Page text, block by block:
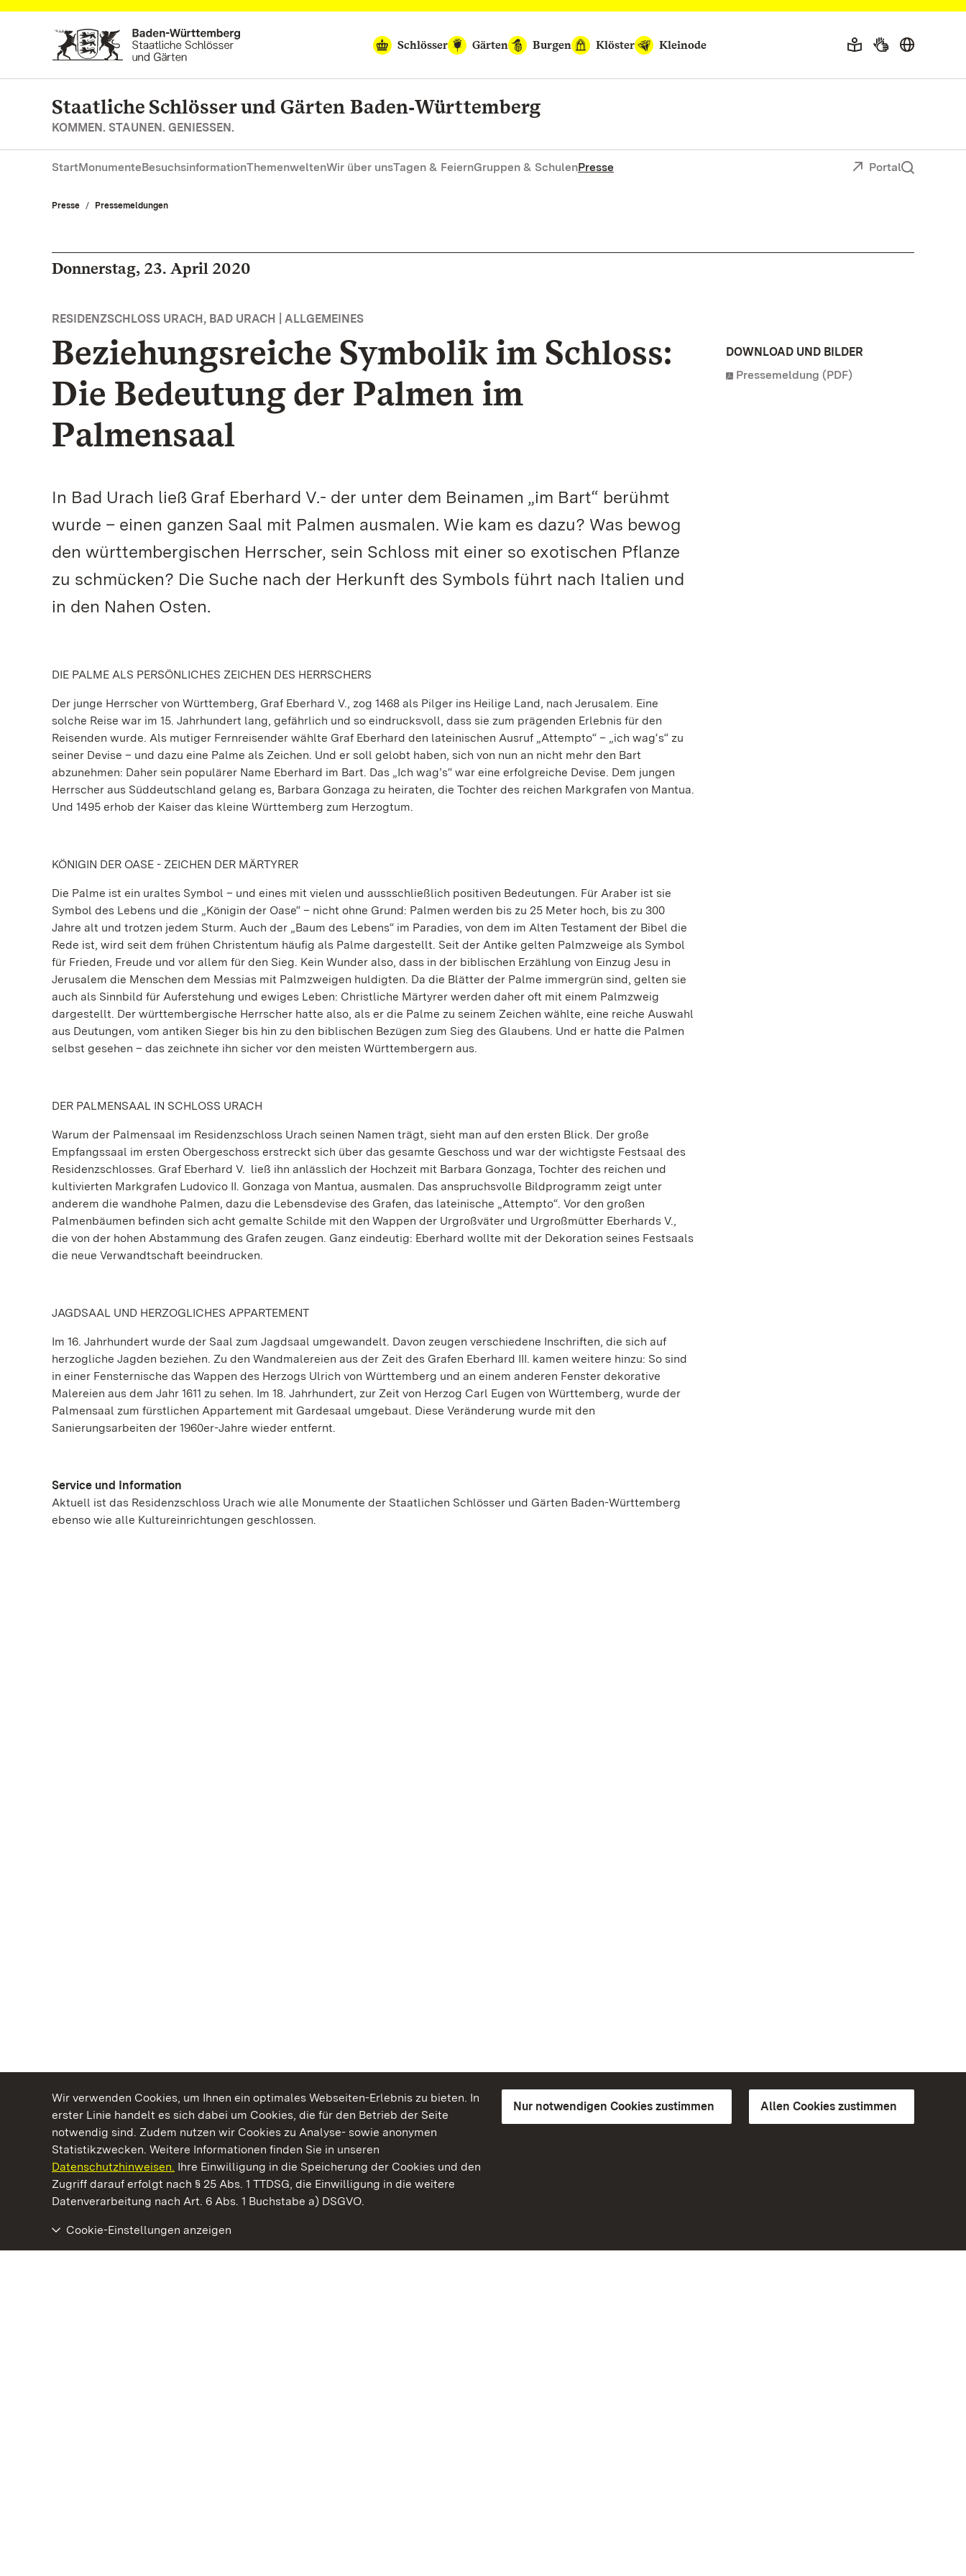
Wir verwenden Cookies, um Ihnen ein optimales Webseiten-Erlebnis zu bieten. In
erster Linie handelt es sich dabei um Cookies, die für den Betrieb der Seite
notwendig sind. Zudem nutzen wir Cookies zu Analyse- sowie anonymen
Statistikzwecken. Weitere Informationen finden Sie in unseren
Datenschutzhinweisen. Ihre Einwilligung in die Speicherung der Cookies und den
Zugriff darauf erfolgt nach § 25 Abs. 1 TTDSG, die Einwilligung in die weitere
Datenverarbeitung nach Art. 6 Abs. 1 Buchstabe a) DSGVO.
Nur notwendigen Cookies zustimmen Allen Cookies zustimmen
Cookie-Einstellungen anzeigen
Zum Hauptinhalt springen
Schlösser
Gärten Burgen Klöster Kleinode
Staatliche Schlösser und Gärten Baden‑Württemberg
KOMMEN. STAUNEN. GENIESSEN.
StartMonumenteBesuchsinformationThemenweltenWir über unsTagen & FeiernGruppen & SchulenPresse Portal
Presse Pressemeldungen
Donnerstag, 23. April 2020
RESIDENZSCHLOSS URACH, BAD URACH | ALLGEMEINES
Beziehungsreiche Symbolik im Schloss:
Die Bedeutung der Palmen im
Palmensaal
In Bad Urach ließ Graf Eberhard V.- der unter dem Beinamen „im Bart“ berühmt
wurde – einen ganzen Saal mit Palmen ausmalen. Wie kam es dazu? Was bewog
den württembergischen Herrscher, sein Schloss mit einer so exotischen Pflanze
zu schmücken? Die Suche nach der Herkunft des Symbols führt nach Italien und
in den Nahen Osten.
DIE PALME ALS PERSÖNLICHES ZEICHEN DES HERRSCHERS
Der junge Herrscher von Württemberg, Graf Eberhard V., zog 1468 als Pilger ins Heilige Land, nach Jerusalem. Eine
solche Reise war im 15. Jahrhundert lang, gefährlich und so eindrucksvoll, dass sie zum prägenden Erlebnis für den
Reisenden wurde. Als mutiger Fernreisender wählte Graf Eberhard den lateinischen Ausruf „Attempto“ – „ich wag‘s“ zu
seiner Devise – und dazu eine Palme als Zeichen. Und er soll gelobt haben, sich von nun an nicht mehr den Bart
abzunehmen: Daher sein populärer Name Eberhard im Bart. Das „Ich wag’s“ war eine erfolgreiche Devise. Dem jungen
Herrscher aus Süddeutschland gelang es, Barbara Gonzaga zu heiraten, die Tochter des reichen Markgrafen von Mantua.
Und 1495 erhob der Kaiser das kleine Württemberg zum Herzogtum.
KÖNIGIN DER OASE - ZEICHEN DER MÄRTYRER
Die Palme ist ein uraltes Symbol – und eines mit vielen und aussschließlich positiven Bedeutungen. Für Araber ist sie
Symbol des Lebens und die „Königin der Oase“ – nicht ohne Grund: Palmen werden bis zu 25 Meter hoch, bis zu 300
Jahre alt und trotzen jedem Sturm. Auch der „Baum des Lebens“ im Paradies, von dem im Alten Testament der Bibel die
Rede ist, wird seit dem frühen Christentum häufig als Palme dargestellt. Seit der Antike gelten Palmzweige als Symbol
für Frieden, Freude und vor allem für den Sieg. Kein Wunder also, dass in der biblischen Erzählung von Einzug Jesu in
Jerusalem die Menschen dem Messias mit Palmzweigen huldigten. Da die Blätter der Palme immergrün sind, gelten sie
auch als Sinnbild für Auferstehung und ewiges Leben: Christliche Märtyrer werden daher oft mit einem Palmzweig
dargestellt. Der württembergische Herrscher hatte also, als er die Palme zu seinem Zeichen wählte, eine reiche Auswahl
aus Deutungen, vom antiken Sieger bis hin zu den biblischen Bezügen zum Sieg des Glaubens. Und er hatte die Palmen
selbst gesehen – das zeichnete ihn sicher vor den meisten Württembergern aus.
DER PALMENSAAL IN SCHLOSS URACH
Warum der Palmensaal im Residenzschloss Urach seinen Namen trägt, sieht man auf den ersten Blick. Der große
Empfangssaal im ersten Obergeschoss erstreckt sich über das gesamte Geschoss und war der wichtigste Festsaal des
Residenzschlosses. Graf Eberhard V. ließ ihn anlässlich der Hochzeit mit Barbara Gonzaga, Tochter des reichen und
kultivierten Markgrafen Ludovico II. Gonzaga von Mantua, ausmalen. Das anspruchsvolle Bildprogramm zeigt unter
anderem die wandhohe Palmen, dazu die Lebensdevise des Grafen, das lateinische „Attempto“. Vor den großen
Palmenbäumen befinden sich acht gemalte Schilde mit den Wappen der Urgroßväter und Urgroßmütter Eberhards V.,
die von der hohen Abstammung des Grafen zeugen. Ganz eindeutig: Eberhard wollte mit der Dekoration seines Festsaals
die neue Verwandtschaft beeindrucken.
JAGDSAAL UND HERZOGLICHES APPARTEMENT
Im 16. Jahrhundert wurde der Saal zum Jagdsaal umgewandelt. Davon zeugen verschiedene Inschriften, die sich auf
herzogliche Jagden beziehen. Zu den Wandmalereien aus der Zeit des Grafen Eberhard III. kamen weitere hinzu: So sind
in einer Fensternische das Wappen des Herzogs Ulrich von Württemberg und an einem anderen Fenster dekorative
Malereien aus dem Jahr 1611 zu sehen. Im 18. Jahrhundert, zur Zeit von Herzog Carl Eugen von Württemberg, wurde der
Palmensaal zum fürstlichen Appartement mit Gardesaal umgebaut. Diese Veränderung wurde mit den
Sanierungsarbeiten der 1960er-Jahre wieder entfernt.
Service und Information
Aktuell ist das Residenzschloss Urach wie alle Monumente der Staatlichen Schlösser und Gärten Baden-Württemberg
ebenso wie alle Kultureinrichtungen geschlossen.
DOWNLOAD UND BILDER
Pressemeldung (PDF)
Kommen. Staunen. Genießen.